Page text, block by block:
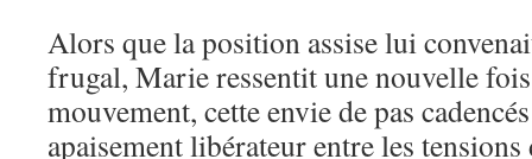
Alors que la position assise lui
frugal, Marie ressentit une nouvelle
mouvement, cette envie de pas
apaisement libérateur entre les